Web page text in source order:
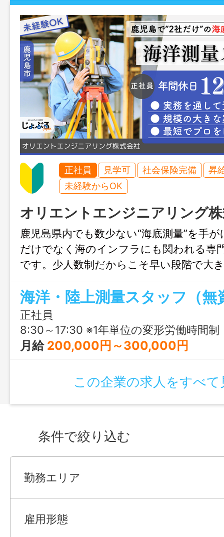
正社員 見学可 社会保険完備
昇
未経験からOK
オリエントエンジニアリング
鹿児島県内でも数少ない“海底測量”を手
だけでなく海のインフラにも関われる専
です。少人数制だからこそ早い段階で大
れ、未経験からでも最短でプロを目指せ
います。公共案件中心で安定性も抜群で
正社員
8:30～17:30 ※1年単位の変形労働時間制
月給 200,000円～300,000円
この企業の求人をすべて
条件で絞り込む
勤務エリア
雇用形態